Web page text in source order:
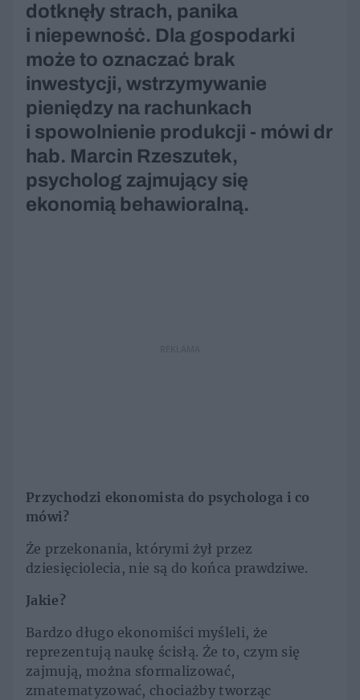
dotknęły strach, panika
i niepewność. Dla gospodarki
może to oznaczać brak
inwestycji, wstrzymywanie
pieniędzy na rachunkach
i spowolnienie produkcji - mówi dr
hab. Marcin Rzeszutek,
psycholog zajmujący się
ekonomią behawioralną.
REKLAMA
Przychodzi ekonomista do psychologa i co
mówi?
Że przekonania, którymi żył przez
dziesięciolecia, nie są do końca prawdziwe.
Jakie?
Bardzo długo ekonomiści myśleli, że
reprezentują naukę ścisłą. Że to, czym się
zajmują, można sformalizować,
zmatematyzować, chociażby tworząc